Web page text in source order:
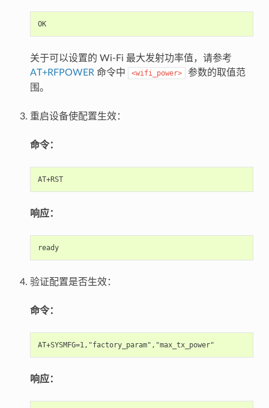
OK
关于可以设置的 Wi-Fi 最大发射功率值，请参考
AT+RFPOWER 命令中 <wifi_power>
参数的取值范
围。
重启设备使配置生效：
命令：
AT+RST
响应：
ready
验证配置是否生效：
命令：
响应：